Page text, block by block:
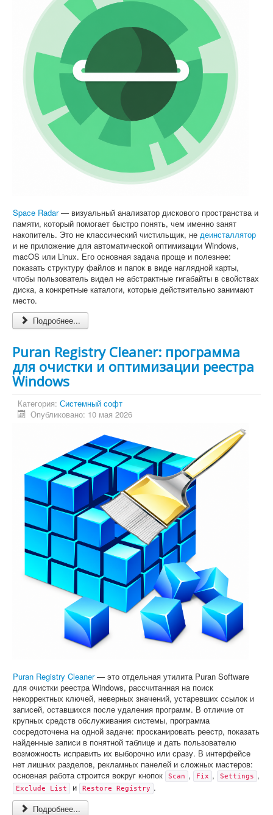
Space Radar— визуальный анализатор дискового пространства и
памяти, который помогает быстро понять, чем именно занят
накопитель. Это не классический чистильщик, не деинсталлятор
и не приложение для автоматической оптимизации Windows,
macOS или Linux. Его основная задача проще и полезнее:
показать структуру файлов и папок в виде наглядной карты,
чтобы пользователь видел не абстрактные гигабайты в свойствах
диска, а конкретные каталоги, которые действительно занимают
место.
Подробнее...
Puran Registry Cleaner: программа
для очистки и оптимизации реестра
Windows
Категория: Системный софт
Опубликовано: 10 мая 2026
Puran Registry Cleaner— это отдельная утилита Puran Software
для очистки реестра Windows, рассчитанная на поиск
некорректных ключей, неверных значений, устаревших ссылок и
записей, оставшихся после удаления программ. В отличие от
крупных средств обслуживания системы, программа
сосредоточена на одной задаче: просканировать реестр, показать
найденные записи в понятной таблице и дать пользователю
возможность исправить их выборочно или сразу. В интерфейсе
нет лишних разделов, рекламных панелей и сложных мастеров:
основная работа строится вокруг кнопок
Scan , Fix , Settings ,
Exclude List и Restore Registry .
Подробнее...